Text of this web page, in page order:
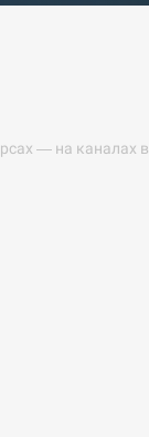
— на каналах в